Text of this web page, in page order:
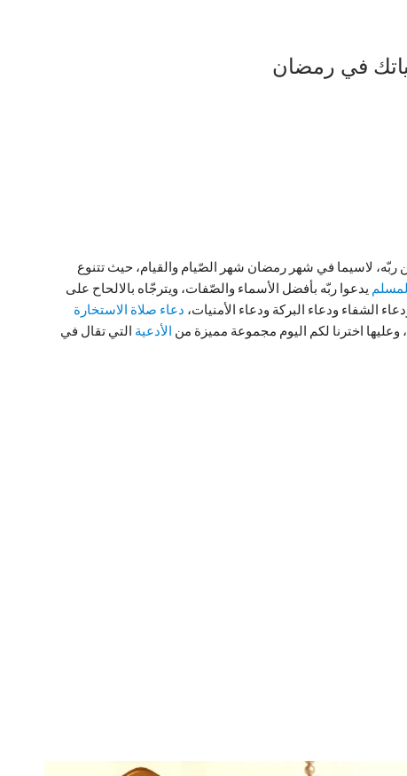
ربّه، لاسيما في شهر رمضان شهر الصّيام والقيام، حيث تتنوع
يدعوا ربّه بأفضل الأسماء والصّفات، ويترجّاه بالالحاح على
الشفاء ودعاء البركة ودعاء الأمنيات، دعاء صلاة الاستخارة
اخترنا لكم اليوم مجموعة مميزة من الأدعية التي تقال في